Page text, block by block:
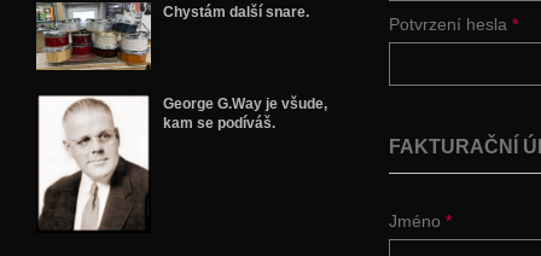
Chystám další snare.
George G.Way je všude,
kam se podíváš.
Potvrzení hesla *
FAKTURAČNÍ
Jméno *